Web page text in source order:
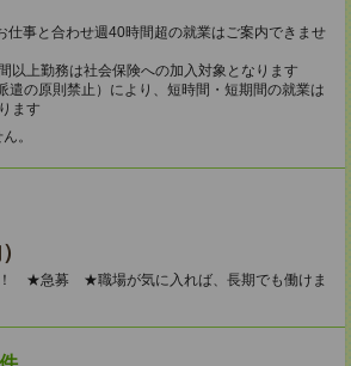
事と合わせ週40時間超の就業はご案内できませ
以上勤務は社会保険への加入対象となります
遣の原則禁止）により、短時間・短期間の就業は
ます
。
！ ★急募 ★職場が気に入れば、長期でも働けま